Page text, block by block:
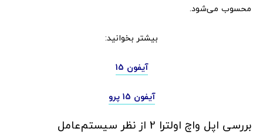
محسوب می‌شود.
بیشتر بخوانید:
آیفون 15
آیفون 15 پرو
بررسی اپل واچ اولترا 2 از نظر سیستم‌عامل